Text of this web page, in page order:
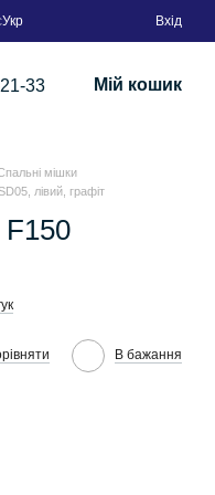
Укр Вхід
33 Мій кошик
мішки
лівий, графіт
В бажання